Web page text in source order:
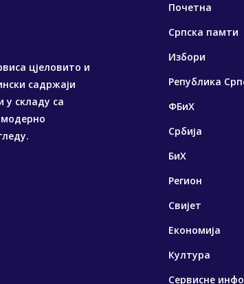
цјеловито и
садржаји
у складу са
Почетна
Српска памти
Избори
Република
ФБиХ
Србија
БиХ
Регион
Свијет
Економија
Култура
Сервисне